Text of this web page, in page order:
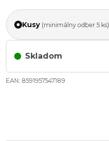
Kusy (minimálny odber 5 ks)
Skladom
EAN: 8591957547189